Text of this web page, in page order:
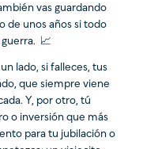
vas guardando
de unos años si todo
📈
lado, si falleces, tus
que siempre viene
Y, por otro, tú
o inversión que más
para tu jubilación o